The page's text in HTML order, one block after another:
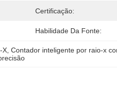
Certificação:
Habilidade Da Fonte:
X Contador inteligente por raio-x